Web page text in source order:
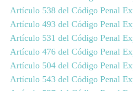
Artículo 538 del Código Penal
Artículo 493 del Código Penal
Artículo 531 del Código Penal
Artículo 476 del Código Penal
Artículo 504 del Código Penal
Artículo 543 del Código Penal